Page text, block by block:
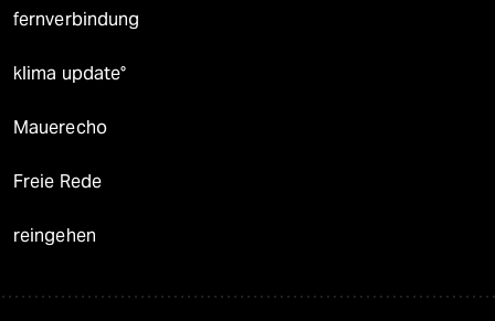
fernverbindung
klima update°
Mauerecho
Freie Rede
reingehen